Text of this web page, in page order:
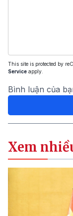
This site is protected by
Service apply.
Bình luận của
Xem